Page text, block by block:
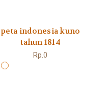
peta indonesia kuno
tahun 1814
Rp.0